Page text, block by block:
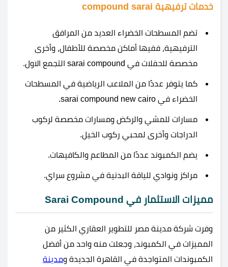
خدمات ترفيهية compound sarai
تضم المسطحات الخضراء العديد من المرافق
الترفيهية، ففيها أماكن مخصصة للأطفال، وأخرى
مخصصة للحفلات في sarai compound التجمع الاول.
كما يتوفر عددًا من الملاعب الرياضية في المسطحات
الخضراء في sarai compound new cairo.
مسارات للمشي والركض ومسارات مخصصة لركوب
الدراجات وأخرى لمحبي ركوب الخيل.
يضم الكمبوند عددًا من المطاعم والكافيهات.
مراكز ونوادي للياقة البدنية في مشروع سراي.
مميزات الاستثمار في Sarai Compound
وفرت شركة مدينة مصر للتطوير العقاري الكثير من
المميزات في الكمبوند، وجعلت منه واحد من أفضل
الكمبوندات المتواجدة في القاهرة الجديدة ومدينة